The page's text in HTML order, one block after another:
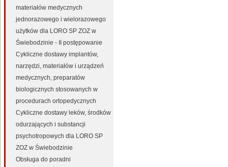
materiałów medycznych
jednorazowego i wielorazowego
użytków dla LORO SP ZOZ w
Świebodzinie - II postępowanie
Cykliczne dostawy implantów,
narzędzi, materiałów i urządzeń
medycznych, preparatów
biologicznych stosowanych w
procedurach ortopedycznych
Cykliczne dostawy leków, środków
odurzających i substancji
psychotropowych dla LORO SP
ZOZ w Świebodzinie
Obsługa do poradni